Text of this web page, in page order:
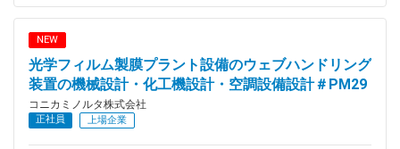
く、大変やりがいのある仕事です ・将来的には、ご自身で新
メントなど様々なステップアップを視野に入れることができる
ポジションです ・会社・事業部共に、これまで優秀なキャリ
ア入社人財が活躍し、社内でキャリアを築いてきた実績があり
ます ■部門のミッション： 以下を実行を通じて、センシング
事業を中長期にかけて1,000億円規模に事業体に成長させる。
（1）成長領域 ・ センシング成長領域における事業戦略の立
NEW
光学フィルム製膜プラント設備のウェブハンドリング
装置の機械設計・化工機設計・空調設備設計＃PM29
コニカミノルタ株式会社
正社員 上場企業